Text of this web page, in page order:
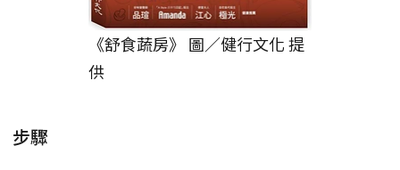
《舒食蔬房》 圖／健行文化 提
供
步驟